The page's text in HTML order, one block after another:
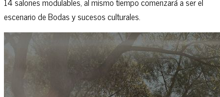
escenario de Bodas y sucesos culturales.